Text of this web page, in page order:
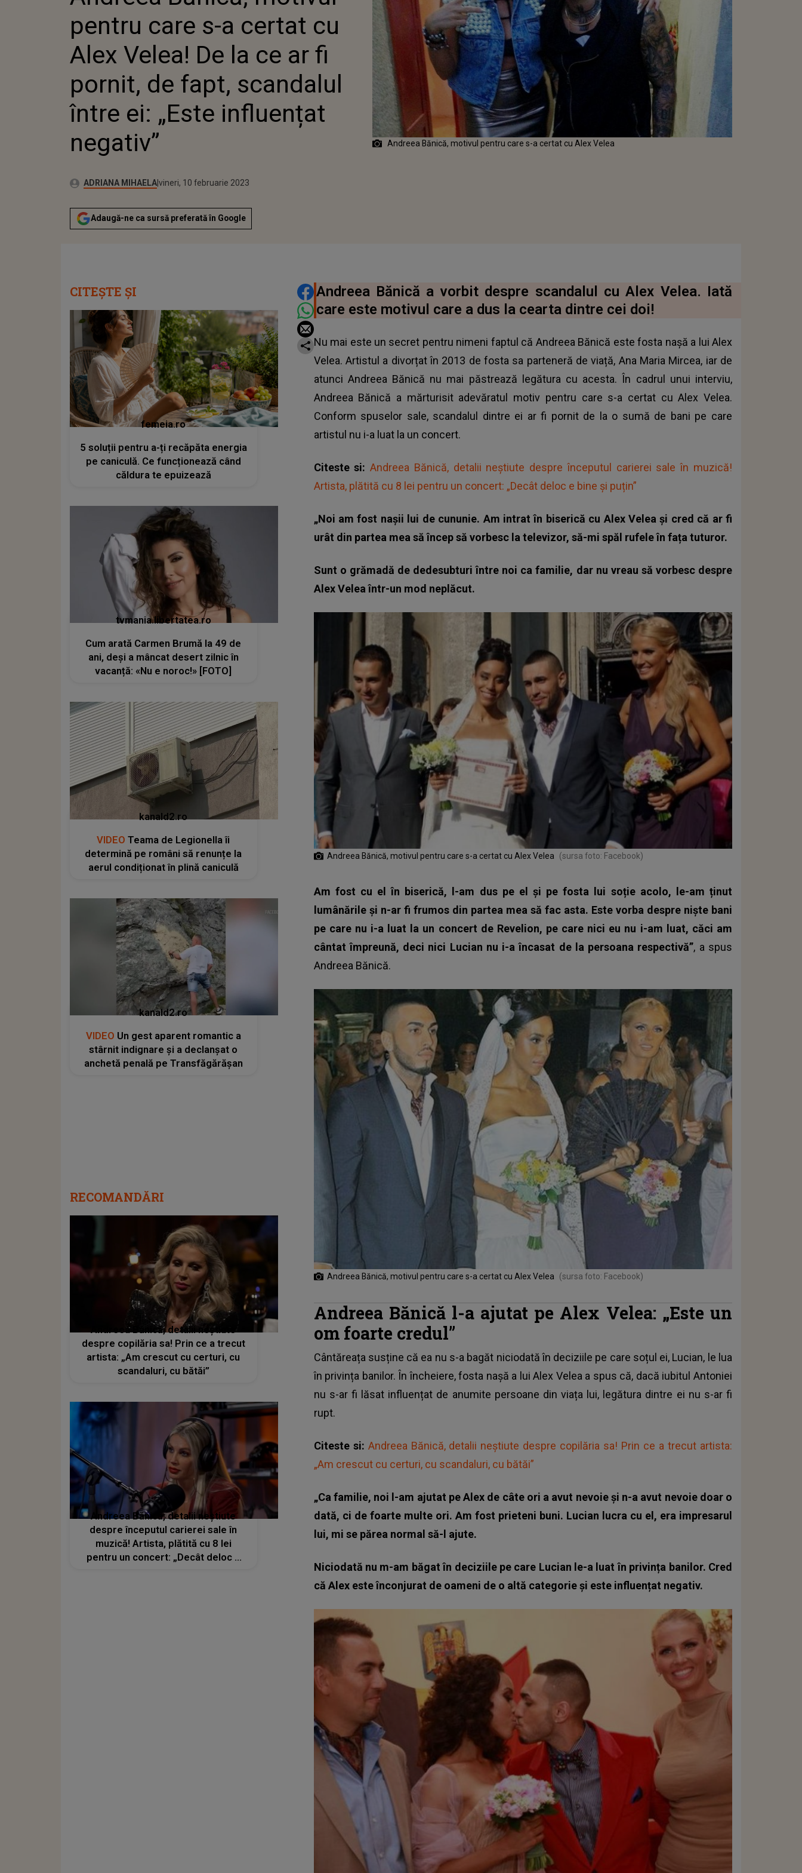
PORNIT, DE FAPT, SCANDALUL
ÎNTRE EI: „ESTE INFLUENȚAT
NEGATIV”
pentru care s-a certat cu
Alex Velea! De la ce ar fi
pornit, de fapt, scandalul
între ei: „Este influențat
negativ”
Autor:ADRIANA MIHAELAPublicat:
joi, 10 februarie 2022
Actualizat:
vineri, 10 februarie 2023
Adaugă-ne ca sursă preferată în Google
Andreea Bănică, motivul pentru care s-a certat cu Alex Velea
DISTRIBUIE ARTICOLUL
Andreea Bănică a vorbit despre scandalul cu Alex Velea. Iată
care este motivul care a dus la cearta dintre cei doi!
Nu mai este un secret pentru nimeni faptul că Andreea Bănică este fosta nașă a lui Alex
Velea. Artistul a divorțat în 2013 de fosta sa parteneră de viață, Ana Maria Mircea, iar de
atunci Andreea Bănică nu mai păstrează legătura cu acesta. În cadrul unui interviu,
Andreea Bănică a mărturisit adevăratul motiv pentru care s-a certat cu Alex Velea.
Conform spuselor sale, scandalul dintre ei ar fi pornit de la o sumă de bani pe care
artistul nu i-a luat la un concert.
Citeste si:Andreea Bănică, detalii neștiute despre începutul carierei sale în muzică!
Artista, plătită cu 8 lei pentru un concert: „Decât deloc e bine și puțin”
„Noi am fost nașii lui de cununie. Am intrat în biserică cu Alex Velea și cred că ar fi
urât din partea mea să încep să vorbesc la televizor, să-mi spăl rufele în fața tuturor.
Sunt o grămadă de dedesubturi între noi ca familie, dar nu vreau să vorbesc despre
Alex Velea într-un mod neplăcut.
Andreea Bănică, motivul pentru care s-a certat cu Alex Velea (sursa foto: Facebook)
Am fost cu el în biserică, l-am dus pe el și pe fosta lui soție acolo, le-am ținut
lumânările și n-ar fi frumos din partea mea să fac asta. Este vorba despre niște bani
pe care nu i-a luat la un concert de Revelion, pe care nici eu nu i-am luat, căci am
cântat împreună, deci nici Lucian nu i-a încasat de la persoana respectivă”, a spus
Andreea Bănică.
Andreea Bănică, motivul pentru care s-a certat cu Alex Velea (sursa foto: Facebook)
Andreea Bănică l-a ajutat pe Alex Velea: „Este un
om foarte credul”
Cântăreața susține că ea nu s-a bagăt niciodată în deciziile pe care soțul ei, Lucian, le lua
în privința banilor. În încheiere,fosta nașă a lui Alex Velea a spus că, dacă iubitul Antoniei
nu s-ar fi lăsat influențat de anumite persoane din viața lui, legătura dintre ei nu s-ar fi
rupt.
Citeste si: Andreea Bănică, detalii neștiute despre copilăria sa! Prin ce a trecut artista:
„Am crescut cu certuri, cu scandaluri, cu bătăi”
„Ca familie, noi l-am ajutat pe Alex de câte ori a avut nevoie și n-a avut nevoie doar o
dată, ci de foarte multe ori. Am fost prieteni buni. Lucian lucra cu el, era impresarul
lui, mi se părea normal să-l ajute.
Niciodată nu m-am băgat în deciziile pe care Lucian le-a luat în privința banilor. Cred
că Alex este înconjurat de oameni de o altă categorie și este influențat negativ.
CITEȘTE ȘI
femeia.ro
5 soluții pentru a-ți recăpăta energia
pe caniculă. Ce funcționează când
căldura te epuizează
tvmania.libertatea.ro
Cum arată Carmen Brumă la 49 de
ani, deși a mâncat desert zilnic în
vacanță: «Nu e noroc!» [FOTO]
kanald2.ro
VIDEO Teama de Legionella îi
determină pe români să renunțe la
aerul condiționat în plină caniculă
kanald2.ro
VIDEO Un gest aparent romantic a
stârnit indignare și a declanșat o
anchetă penală pe Transfăgărășan
RECOMANDĂRI
Andreea Bănică, detalii neștiute
despre copilăria sa! Prin ce a trecut
artista: „Am crescut cu certuri, cu
scandaluri, cu bătăi”
Andreea Bănică, detalii neștiute
despre începutul carierei sale în
muzică! Artista, plătită cu 8 lei
pentru un concert: „Decât deloc e